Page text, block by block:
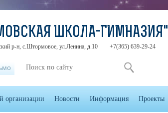
ШКОЛА-ГИМНАЗИЯ"
р-н, с.Штормовое, ул.Ленина, д.10 +7(365) 639-29-24
организации Новости Информация Проекты